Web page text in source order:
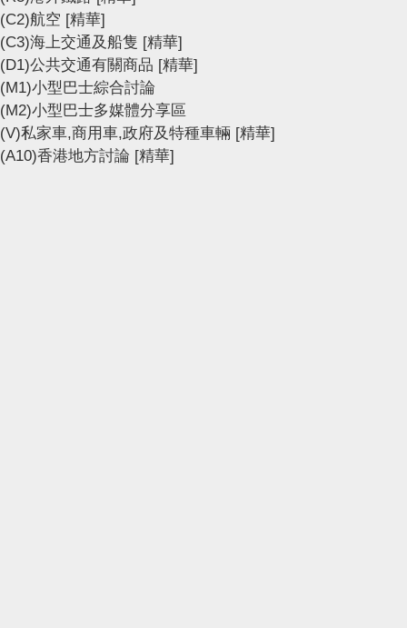
(C2)航空 [精華]
(C3)海上交通及船隻 [精華]
(D1)公共交通有關商品 [精華]
(M1)小型巴士綜合討論
(M2)小型巴士多媒體分享區
(V)私家車,商用車,政府及特種車輛 [精華]
(A10)香港地方討論 [精華]